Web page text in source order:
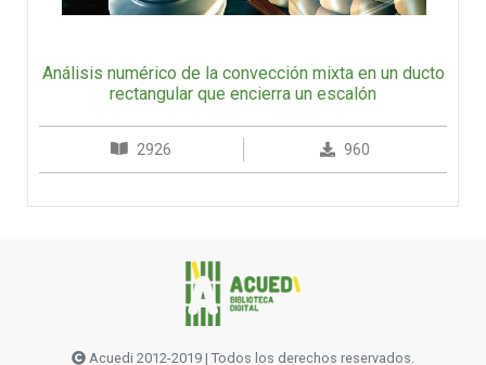
Análisis numérico de la convección mixta en un ducto
rectangular que encierra un escalón
2926 960
Acuedi 2012-2019 | Todos los derechos reservados.